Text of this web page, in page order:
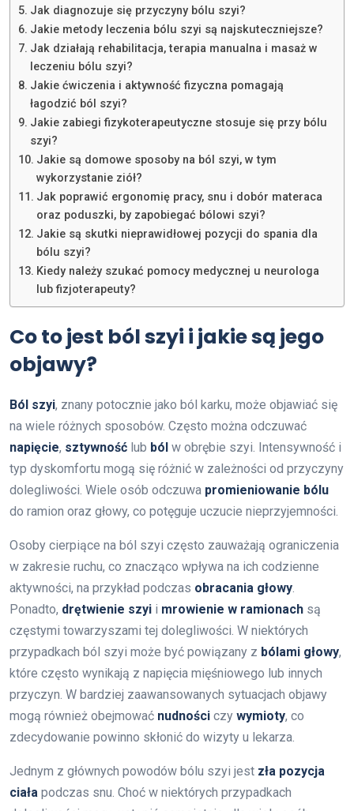
Jak diagnozuje się przyczyny bólu szyi?
Jakie metody leczenia bólu szyi są najskuteczniejsze?
Jak działają rehabilitacja, terapia manualna i masaż w
leczeniu bólu szyi?
Jakie ćwiczenia i aktywność fizyczna pomagają
łagodzić ból szyi?
Jakie zabiegi fizykoterapeutyczne stosuje się przy bólu
szyi?
Jakie są domowe sposoby na ból szyi, w tym
wykorzystanie ziół?
Jak poprawić ergonomię pracy, snu i dobór materaca
oraz poduszki, by zapobiegać bólowi szyi?
Jakie są skutki nieprawidłowej pozycji do spania dla
bólu szyi?
Kiedy należy szukać pomocy medycznej u neurologa
lub fizjoterapeuty?
Co to jest ból szyi i jakie są jego
objawy?
Ból szyi, znany potocznie jako ból karku, może objawiać się
na wiele różnych sposobów. Często można odczuwać
napięcie, sztywność lub ból w obrębie szyi. Intensywność i
typ dyskomfortu mogą się różnić w zależności od przyczyny
dolegliwości. Wiele osób odczuwa promieniowanie bólu
do ramion oraz głowy, co potęguje uczucie nieprzyjemności.
Osoby cierpiące na ból szyi często zauważają ograniczenia
w zakresie ruchu, co znacząco wpływa na ich codzienne
aktywności, na przykład podczas obracania głowy.
Ponadto, drętwienie szyi i mrowienie w ramionach są
częstymi towarzyszami tej dolegliwości. W niektórych
przypadkach ból szyi może być powiązany z bólami głowy,
które często wynikają z napięcia mięśniowego lub innych
przyczyn. W bardziej zaawansowanych sytuacjach objawy
mogą również obejmować nudności czy wymioty, co
zdecydowanie powinno skłonić do wizyty u lekarza.
Jednym z głównych powodów bólu szyi jest zła pozycja
ciała podczas snu. Choć w niektórych przypadkach